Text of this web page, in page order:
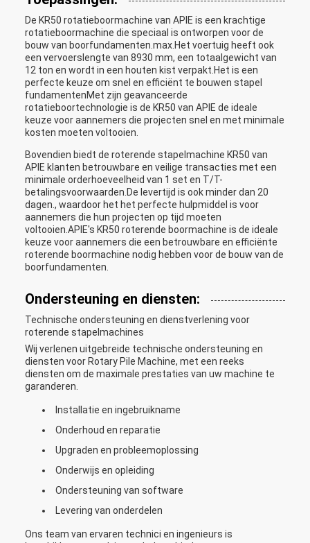
Max. trekkracht. kN 220
Operatiekracht mm 10740
Werkwijdte mm 2800
Transporthoogte mm
Transportbreedte mm 2800
Totaal gewicht t 25
De KR50 rotatieboormachine van APIE is een krachtige
rotatieboormachine die speciaal is ontworpen voor de
bouw van boorfundamenten.max.Het voertuig heeft ook
een vervoerslengte van 8930 mm, een totaalgewicht van
12 ton en wordt in een houten kist verpakt.Het is een
perfecte keuze om snel en efficiënt te bouwen stapel
fundamentenMet zijn geavanceerde
rotatieboortechnologie is de KR50 van APIE de ideale
keuze voor aannemers die projecten snel en met minimale
kosten moeten voltooien.
Bovendien biedt de roterende stapelmachine KR50 van
APIE klanten betrouwbare en veilige transacties met een
minimale orderhoeveelheid van 1 set en T/T-
betalingsvoorwaarden.De levertijd is ook minder dan 20
dagen., waardoor het het perfecte hulpmiddel is voor
aannemers die hun projecten op tijd moeten
voltooien.APIE's KR50 roterende boormachine is de ideale
keuze voor aannemers die een betrouwbare en efficiënte
roterende boormachine nodig hebben voor de bouw van de
boorfundamenten.
Ondersteuning en diensten:
Technische ondersteuning en dienstverlening voor
roterende stapelmachines
Wij verlenen uitgebreide technische ondersteuning en
diensten voor Rotary Pile Machine, met een reeks
diensten om de maximale prestaties van uw machine te
garanderen.
Installatie en ingebruikname
Onderhoud en reparatie
Upgraden en probleemoplossing
Onderwijs en opleiding
Ondersteuning van software
Levering van onderdelen
Ons team van ervaren technici en ingenieurs is